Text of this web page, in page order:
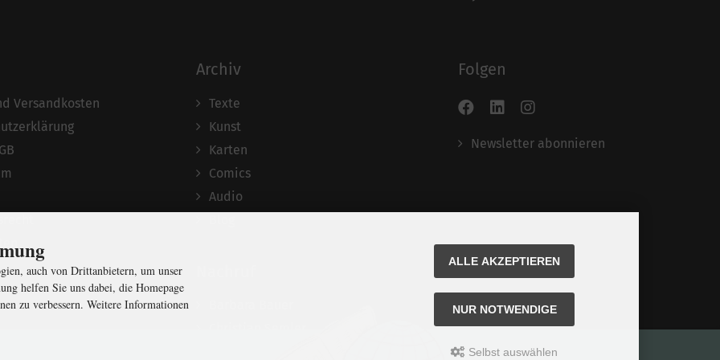
Versandkosten
Archiv
Texte
Kunst
Karten
Comics
Audio
Folgen
Newsletter abonnieren
auch von Drittanbietern, um unser
helfen Sie uns dabei, die Homepage
zu verbessern. Weitere Informationen
ALLE AKZEPTIEREN
NUR NOTWENDIGE
Selbst auswählen